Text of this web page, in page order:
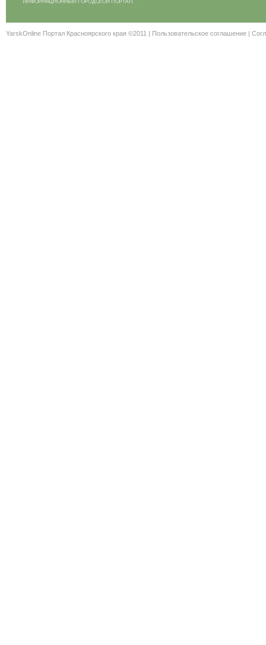
YarskOnline Портал Красноярского края ©2011 | Пользовательское соглашение |